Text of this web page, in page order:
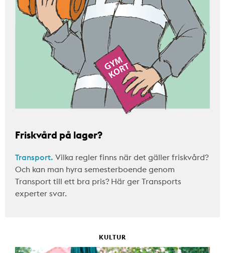
Friskvård på lager?
Transport. Vilka regler finns när det gäller friskvård?
Och kan man hyra semesterboende genom
Transport till ett bra pris? Här ger Transports
experter svar.
KULTUR